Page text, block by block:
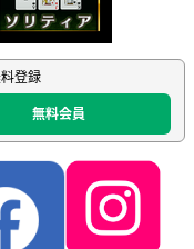
登録
無料会員